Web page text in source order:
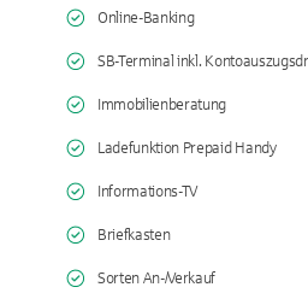
Online-Banking
SB-Terminal inkl.
Immobilienberatung
Ladefunktion Prepaid Handy
Informations-TV
Briefkasten
Sorten An-/Verkauf